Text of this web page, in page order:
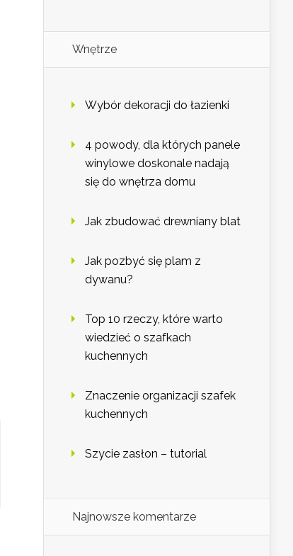
Wnętrze
Wybór dekoracji do łazienki
4 powody, dla których panele
winylowe doskonale nadają
się do wnętrza domu
Jak zbudować drewniany blat
Jak pozbyć się plam z
dywanu?
Top 10 rzeczy, które warto
wiedzieć o szafkach
kuchennych
Znaczenie organizacji szafek
kuchennych
Szycie zasłon – tutorial
Najnowsze komentarze